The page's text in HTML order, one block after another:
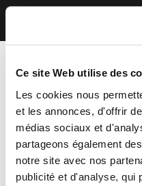
Ce site Web utilise des
Les cookies nous
et les annonces, d'offrir
médias sociaux et
partageons également
notre site avec nos
publicité et d'analyse, qui